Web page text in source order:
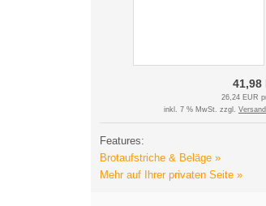
41,98
26,24 EUR
inkl. 7 % MwSt. zzgl.
Features:
Brotaufstriche & Beläge »
Mehr auf Ihrer privaten Seite »